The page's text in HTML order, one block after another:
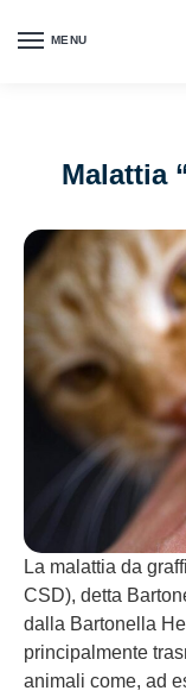
MENU
Malattia
La malattia da
CSD), detta
dalla Bartonella
principalmente
animali come, ad